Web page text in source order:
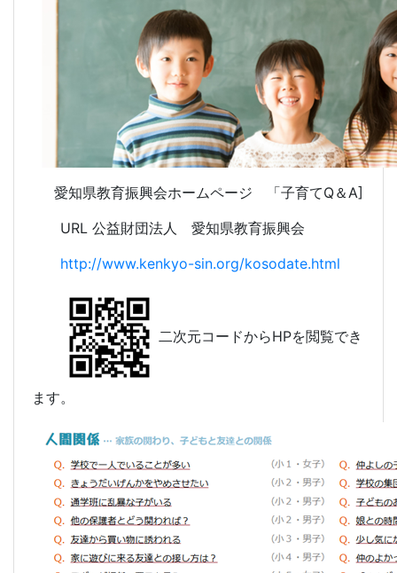
愛知県教育振興会ホームページ 「子育てQ＆A]
URL 公益財団法人 愛知県教育振興会
http://www.kenkyo-sin.org/kosodate.html
二次元コードからHPを閲覧でき
ます。